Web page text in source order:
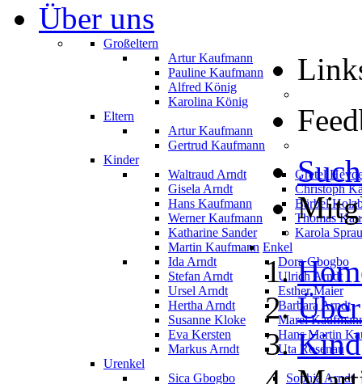
Über uns
Großeltern
Artur Kaufmann
Pauline Kaufmann
Alfred König
Karolina König
Eltern
Artur Kaufmann
Gertrud Kaufmann
Kinder
Waltraud Arndt
Gisela Arndt
Hans Kaufmann
Werner Kaufmann
Katharine Sander
Martin Kaufmann
Gretel
Christoph
Bärbel
Thomas
Karola Sprau
Enkel
Ida Arndt
Stefan Arndt
Ursel Arndt
Hertha Arndt
Susanne Kloke
Eva Kersten
Markus Arndt
Dora Gbogbo
Ulrich Arndt
Esther Maier
Barbara Arndt
Marei
Hans Martin
Uta Rosenau
Urenkel
Sica Gbogbo
Sophia Arndt